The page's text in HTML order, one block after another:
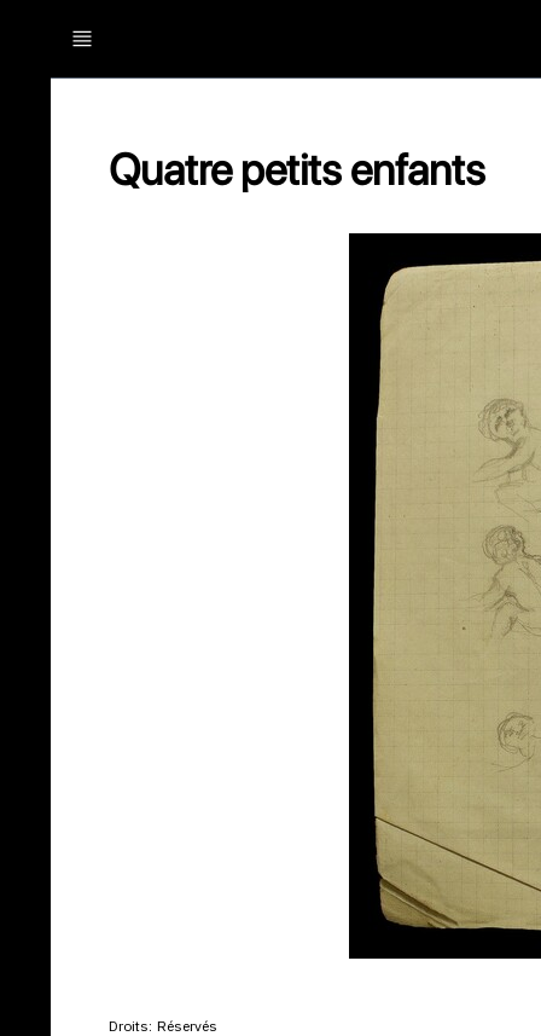
Quatre petits enfants
Droits: Réservés